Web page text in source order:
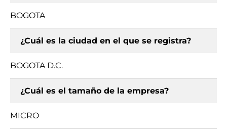
BOGOTA
¿Cuál es la ciudad en el que se registra?
BOGOTA D.C.
¿Cuál es el tamaño de la empresa?
MICRO